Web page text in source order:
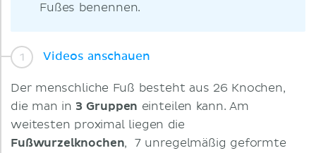
Fußes benennen.
Videos anschauen
Der menschliche Fuß besteht aus 26 Knochen,
die man in 3 Gruppen einteilen kann. Am
weitesten proximal liegen die
Fußwurzelknochen, 7 unregelmäßig geformte